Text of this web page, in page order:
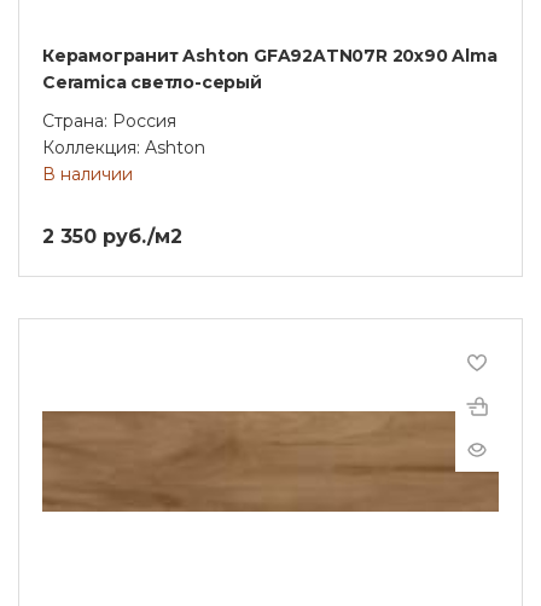
Керамогранит Ashton GFA92ATN07R 20х90 Alma
Ceramica светло-серый
Страна: Россия
Коллекция: Ashton
В наличии
2 350 руб./м2